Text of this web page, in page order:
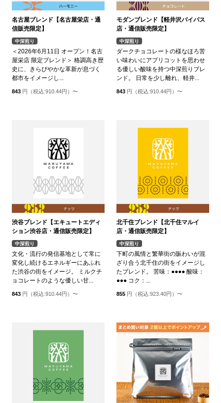
名古屋ブレンド【名古屋栄店・通
信販売限定】
中深煎り
＜2026年6月11日 オープン！名古
屋栄店 限定ブレンド＞ 格調高き歴
史に、きらびやかな革新が息づく
都市をイメージし...
843 円（税込:910.44円）〜
モダンブレンド【軽井沢バイパス
店・通信販売限定】
中深煎り
ダークチョコレートの様なほろ苦
い味わいにアプリコットを思わせ
る優しい酸味を持つ中深煎りブレ
ンド。 日常を少し離れ、軽井...
843 円（税込:910.44円）〜
渋谷ブレンド【エキュートエディ
ション渋谷店・通信販売限定】
中深煎り
文化・流行の発信基地として常に
変化し続けるエネルギーにあふれ
た渋谷の街をイメージ。 ミルクチ
ョコレートのような優しい甘...
843 円（税込:910.44円）〜
北千住ブレンド【北千住マルイ
店・通信販売限定】
中深煎り
下町の風情と繁華街の賑わいが混
ざり合う北千住の街をイメージし
たブレンド。 苦味：●●●● 酸味：
●●● コク：...
855 円（税込:923.40円）〜